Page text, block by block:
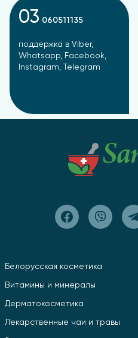
03 060511135
поддержка в Viber,
Whatsapp, Facebook,
Instagram, Telegram
Белорусская косметика
Витамины и минералы
Дерматокосметика
Лекарственные чаи и травы